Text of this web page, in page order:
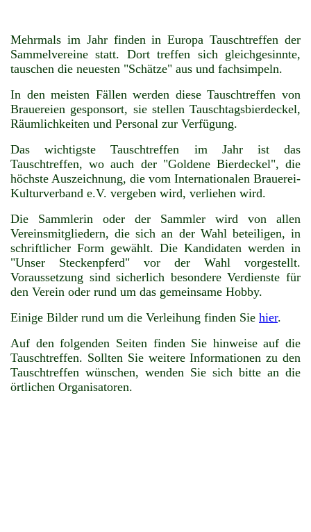
Mehrmals im Jahr finden in Europa Tauschtreffen der
Sammelvereine statt. Dort treffen sich gleichgesinnte,
tauschen die neuesten "Schätze" aus und fachsimpeln.
In den meisten Fällen werden diese Tauschtreffen von
Brauereien gesponsort, sie stellen Tauschtagsbierdeckel,
Räumlichkeiten und Personal zur Verfügung.
Das wichtigste Tauschtreffen im Jahr ist das
Tauschtreffen, wo auch der "Goldene Bierdeckel", die
höchste Auszeichnung, die vom Internationalen Brauerei-
Kulturverband e.V. vergeben wird, verliehen wird.
Die Sammlerin oder der Sammler wird von allen
Vereinsmitgliedern, die sich an der Wahl beteiligen, in
schriftlicher Form gewählt. Die Kandidaten werden in
"Unser Steckenpferd" vor der Wahl vorgestellt.
Voraussetzung sind sicherlich besondere Verdienste für
den Verein oder rund um das gemeinsame Hobby.
Einige Bilder rund um die Verleihung finden Sie hier.
Auf den folgenden Seiten finden Sie hinweise auf die
Tauschtreffen. Sollten Sie weitere Informationen zu den
Tauschtreffen wünschen, wenden Sie sich bitte an die
örtlichen Organisatoren.